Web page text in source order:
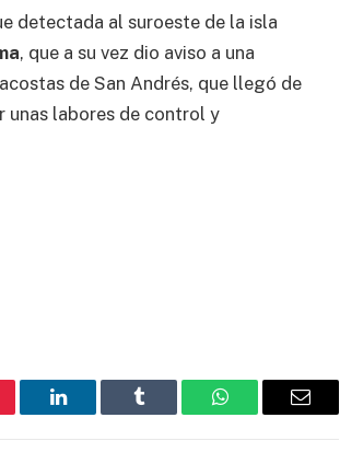
detectada al suroeste de la isla
, que a su vez dio aviso a una
de San Andrés, que llegó de
unas labores de control y
LinkedIn Tumblr WhatsAppEmail